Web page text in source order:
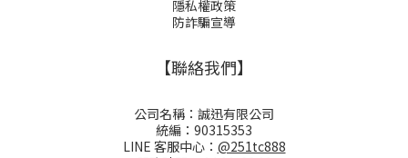
隱私權政策
防詐騙宣導
【聯絡我們】
公司名稱：誠迅有限公司
統編：90315353
LINE 客服中心： @251tc888